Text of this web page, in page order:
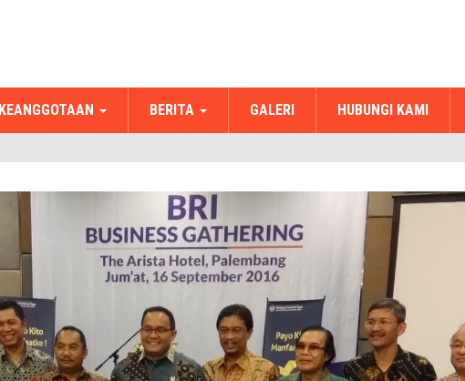
KEANGGOTAAN BERITA GALERI HUBUNGI KAMI